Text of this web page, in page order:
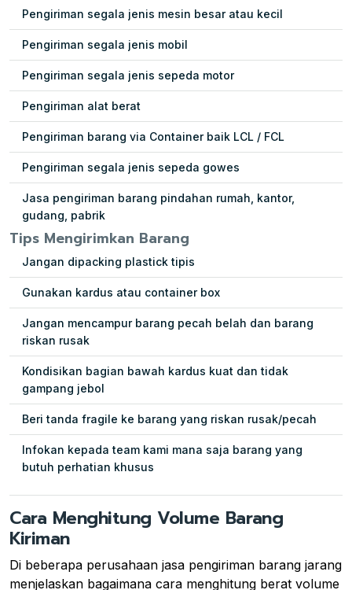
Pengiriman segala jenis mesin besar atau kecil
Pengiriman segala jenis mobil
Pengiriman segala jenis sepeda motor
Pengiriman alat berat
Pengiriman barang via Container baik LCL / FCL
Pengiriman segala jenis sepeda gowes
Jasa pengiriman barang pindahan rumah, kantor,
gudang, pabrik
Tips Mengirimkan Barang
Jangan dipacking plastick tipis
Gunakan kardus atau container box
Jangan mencampur barang pecah belah dan barang
riskan rusak
Kondisikan bagian bawah kardus kuat dan tidak
gampang jebol
Beri tanda fragile ke barang yang riskan rusak/pecah
Infokan kepada team kami mana saja barang yang
butuh perhatian khusus
Cara Menghitung Volume Barang
Kiriman
Di beberapa perusahaan jasa pengiriman barang jarang
menjelaskan bagaimana cara menghitung berat volume